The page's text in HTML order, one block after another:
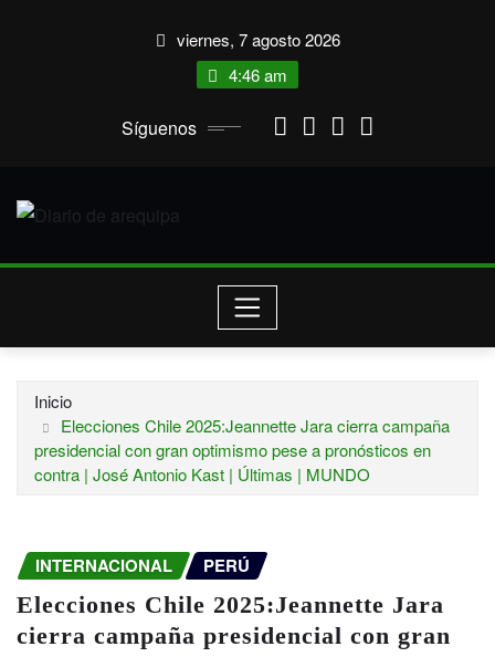
viernes, 7 agosto 2026
4:46 am
Síguenos
Inicio
Elecciones Chile 2025:Jeannette Jara cierra campaña
presidencial con gran optimismo pese a pronósticos en
contra | José Antonio Kast | Últimas | MUNDO
INTERNACIONAL PERÚ
Elecciones Chile 2025:Jeannette Jara
cierra campaña presidencial con gran